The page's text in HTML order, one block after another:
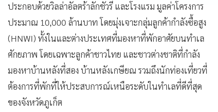
ประกอบด้วยวิลล่าอัลตร้าลักชัวรี และโรงแรม มูลค่าโครงการ
ประมาณ 10,000 ล้านบาท โดยมุ่งเจาะกลุ่มลูกค้ากำลังซื้อสูง
(HNWI) ทั้งในและต่างประเทศที่มองหาที่พักอาศัยบนทำเล
ศักยภาพ โดยเฉพาะลูกค้าชาวไทย และชาวต่างชาติที่กำลัง
มองหาบ้านหลังที่สอง บ้านหลังเกษียณ รวมถึงนักท่องเที่ยวที่
ต้องการที่พักที่ให้ประสบการณ์เหนือระดับในทำเลที่ดีที่สุด
ของจังหวัดภูเก็ต